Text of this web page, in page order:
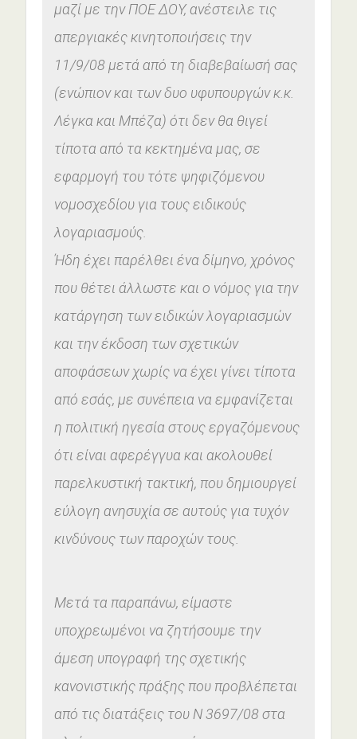
μαζί με την ΠΟΕ ΔΟΥ, ανέστειλε τις
απεργιακές κινητοποιήσεις την
11/9/08 μετά από τη διαβεβαίωσή σας
(ενώπιον και των δυο υφυπουργών κ.κ.
Λέγκα και Μπέζα) ότι δεν θα θιγεί
τίποτα από τα κεκτημένα μας, σε
εφαρμογή του τότε ψηφιζόμενου
νομοσχεδίου για τους ειδικούς
λογαριασμούς.
Ήδη έχει παρέλθει ένα δίμηνο, χρόνος
που θέτει άλλωστε και ο νόμος για την
κατάργηση των ειδικών λογαριασμών
και την έκδοση των σχετικών
αποφάσεων χωρίς να έχει γίνει τίποτα
από εσάς, με συνέπεια να εμφανίζεται
η πολιτική ηγεσία στους εργαζόμενους
ότι είναι αφερέγγυα και ακολουθεί
παρελκυστική τακτική, που δημιουργεί
εύλογη ανησυχία σε αυτούς για τυχόν
κινδύνους των παροχών τους.
Μετά τα παραπάνω, είμαστε
υποχρεωμένοι να ζητήσουμε την
άμεση υπογραφή της σχετικής
κανονιστικής πράξης που προβλέπεται
από τις διατάξεις του Ν 3697/08 στα